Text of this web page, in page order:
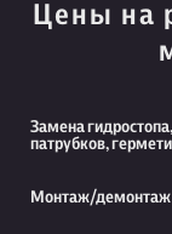
Цены на
Замена
патрубков,
Монтаж/демонтаж